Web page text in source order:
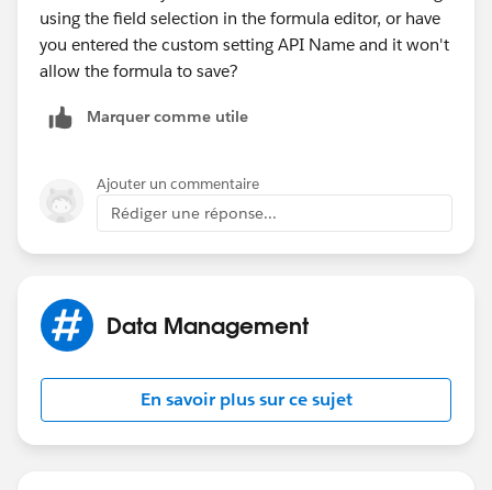
using the field selection in the formula editor, or have
you entered the custom setting API Name and it won't
allow the formula to save?
Marquer comme utile
Ajouter un commentaire
Rédiger une réponse...
Data Management
En savoir plus sur ce sujet